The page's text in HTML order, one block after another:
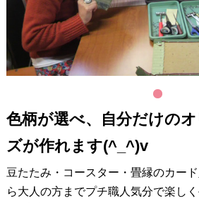
色柄が選べ、自分だけの
ズが作れます(^_^)v
豆たたみ・コースター・畳縁のカー
ら大人の方までプチ職人気分で楽し